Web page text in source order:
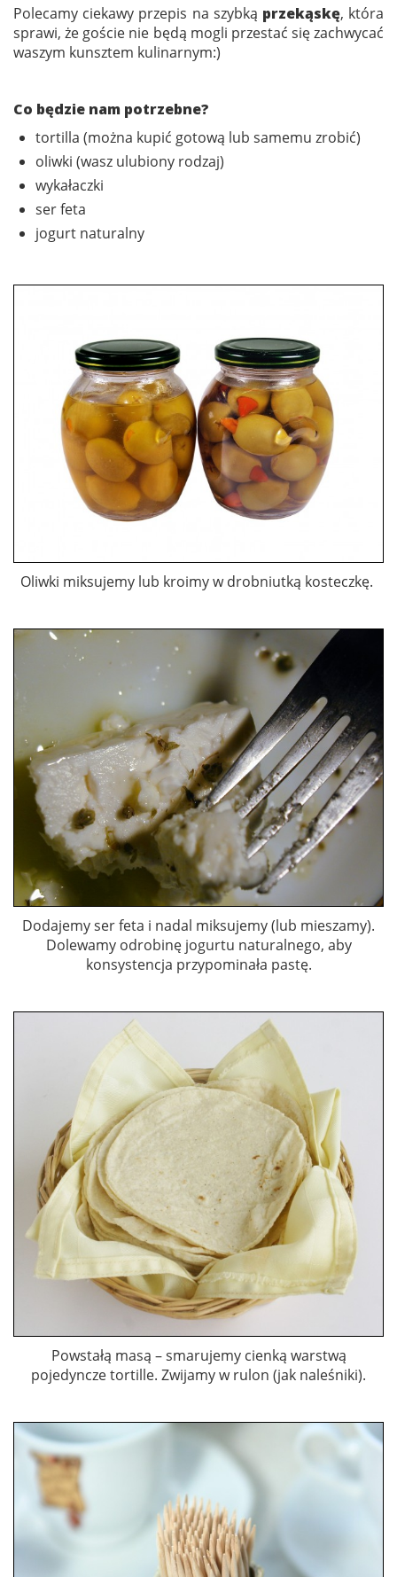
Polecamy ciekawy przepis na szybką przekąskę, która
sprawi, że goście nie będą mogli przestać się zachwycać
waszym kunsztem kulinarnym:)
Co będzie nam potrzebne?
tortilla (można kupić gotową lub samemu zrobić)
oliwki (wasz ulubiony rodzaj)
wykałaczki
ser feta
jogurt naturalny
Oliwki miksujemy lub kroimy w drobniutką kosteczkę.
Dodajemy ser feta i nadal miksujemy (lub mieszamy).
Dolewamy odrobinę jogurtu naturalnego, aby
konsystencja przypominała pastę.
Powstałą masą – smarujemy cienką warstwą
pojedyncze tortille. Zwijamy w rulon (jak naleśniki).